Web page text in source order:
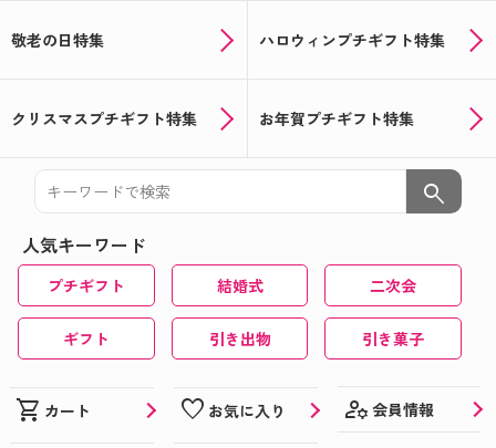
敬老の日特集 ハロウィンプチギフト特集
クリスマスプチギフト特集 お年賀プチギフト特集
search
人気キーワード
プチギフト 結婚式 二次会
ギフト 引き出物 引き菓子
shopping_cart カート favorite お気に入り manage_accounts 会員情報